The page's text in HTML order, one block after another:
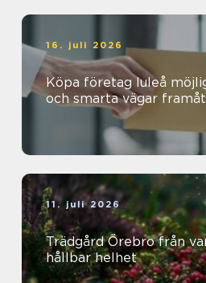
16. juli 2026
Köpa företag luleå möjligheter, risker
och smarta vägar framåt
11. juli 2026
Trädgård Örebro från vardagsrum ute till
hållbar helhet